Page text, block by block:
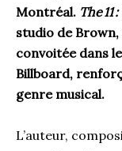
Montréal. The 11
studio de
convoitée dans
Billboard,
genre musical.
L’auteur,